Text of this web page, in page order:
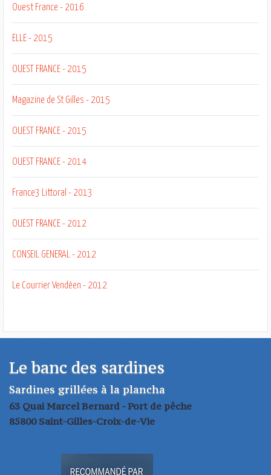
Ouest France - 2016
ELLE - 2015
OUEST FRANCE - 2015
Magazine de St Gilles - 2015
OUEST FRANCE - 2015
OUEST FRANCE - 2014
France3 Littoral - 2013
OUEST FRANCE - 2012
CONSEIL GENERAL - 2012
Le Courrier Vendéen - 2012
Le banc des sardines
Sardines grillées à la plancha
63 Quai Marcel Bernard - Port de pêche
85800 Saint-Gilles-Croix-de-Vie